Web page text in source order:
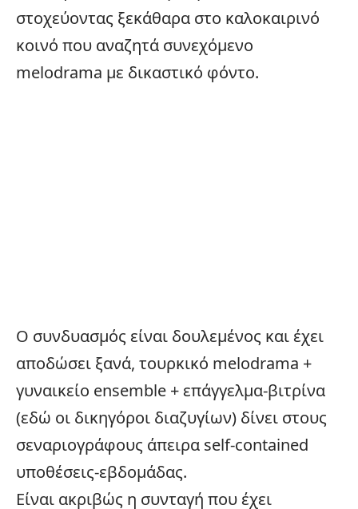
στοχεύοντας ξεκάθαρα στο καλοκαιρινό
κοινό που αναζητά συνεχόμενο
melodrama με δικαστικό φόντο.
Ο συνδυασμός είναι δουλεμένος και έχει
αποδώσει ξανά, τουρκικό melodrama +
γυναικείο ensemble + επάγγελμα-βιτρίνα
(εδώ οι δικηγόροι διαζυγίων) δίνει στους
σεναριογράφους άπειρα self-contained
υποθέσεις-εβδομάδας.
Είναι ακριβώς η συνταγή που έχει